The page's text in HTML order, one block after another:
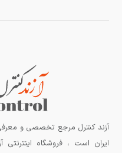
آزند کنترل مرجع تخصصی و
ایران است ، فروشگاه